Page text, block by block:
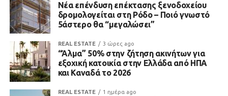
Νέα επένδυση επέκτασης ξενοδοχείου
δρομολογείται στη Ρόδο – Ποιό γνωστό
5άστερο θα “μεγαλώσει”
REAL ESTATE 3 ώρες ago
“Άλμα” 50% στην ζήτηση ακινήτων για
εξοχική κατοικία στην Ελλάδα από ΗΠΑ
και Καναδά το 2026
REAL ESTATE 1 ημέρα ago